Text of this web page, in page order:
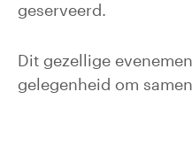
geserveerd.
Dit gezellige
gelegenheid om